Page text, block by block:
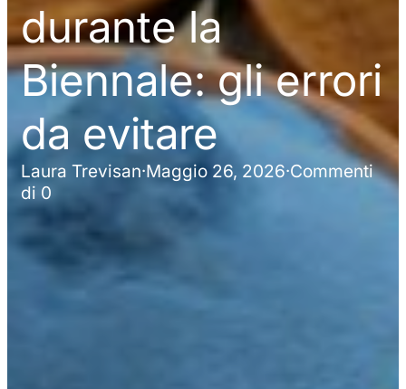
durante la
Biennale: gli errori
da evitare
Laura Trevisan·Maggio 26, 2026·Commenti
di 0